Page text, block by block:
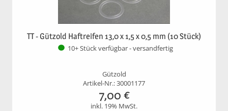
TT - Gützold Haftreifen 13,0 x 1,5 x 0,5 mm (10 Stück)
10+ Stück verfügbar - versandfertig
Gützold
Artikel-Nr.: 30001177
7,00 €
inkl. 19% MwSt.